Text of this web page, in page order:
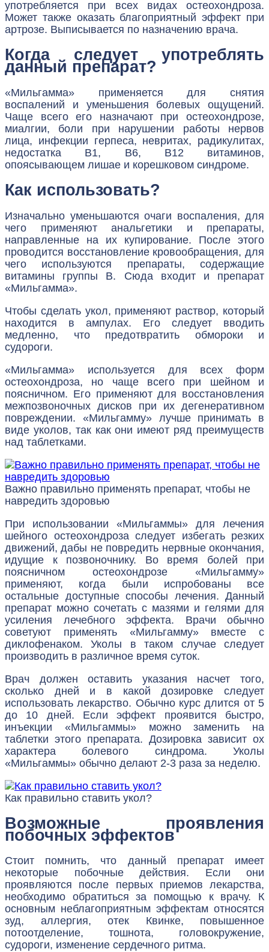
употребляется при всех видах остеохондроза.
Может также оказать благоприятный эффект при
артрозе. Выписывается по назначению врача.
Когда следует употреблять
данный препарат?
«Мильгамма» применяется для снятия
воспалений и уменьшения болевых ощущений.
Чаще всего его назначают при остеохондрозе,
миалгии, боли при нарушении работы нервов
лица, инфекции герпеса, невритах, радикулитах,
недостатка B1, B6, B12 витаминов,
опоясывающем лишае и корешковом синдроме.
Как использовать?
Изначально уменьшаются очаги воспаления, для
чего применяют анальгетики и препараты,
направленные на их купирование. После этого
проводится восстановление кровообращения, для
чего используются препараты, содержащие
витамины группы B. Сюда входит и препарат
«Мильгамма».
Чтобы сделать укол, применяют раствор, который
находится в ампулах. Его следует вводить
медленно, что предотвратить обмороки и
судороги.
«Мильгамма» используется для всех форм
остеохондроза, но чаще всего при шейном и
поясничном. Его применяют для восстановления
межпозвоночных дисков при их дегенеративном
повреждении. «Мильгамму» лучше принимать в
виде уколов, так как они имеют ряд преимуществ
над таблетками.
Важно правильно применять препарат, чтобы не
навредить здоровью
При использовании «Мильгаммы» для лечения
шейного остеохондроза следует избегать резких
движений, дабы не повредить нервные окончания,
идущие к позвоночнику. Во время болей при
поясничном остеохондрозе «Мильгамму»
применяют, когда были испробованы все
остальные доступные способы лечения. Данный
препарат можно сочетать с мазями и гелями для
усиления лечебного эффекта. Врачи обычно
советуют применять «Мильгамму» вместе с
диклофенаком. Уколы в таком случае следует
производить в различное время суток.
Врач должен оставить указания насчет того,
сколько дней и в какой дозировке следует
использовать лекарство. Обычно курс длится от 5
до 10 дней. Если эффект проявится быстро,
инъекции «Мильгаммы» можно заменить на
таблетки этого препарата. Дозировка зависит ох
характера болевого синдрома. Уколы
«Мильгаммы» обычно делают 2-3 раза за неделю.
Как правильно ставить укол?
Возможные проявления
побочных эффектов
Стоит помнить, что данный препарат имеет
некоторые побочные действия. Если они
проявляются после первых приемов лекарства,
необходимо обратиться за помощью к врачу. К
основным неблагоприятным эффектам относятся
зуд, аллергия, отек Квинке, повышенное
потоотделение, тошнота, головокружение,
судороги, изменение сердечного ритма.